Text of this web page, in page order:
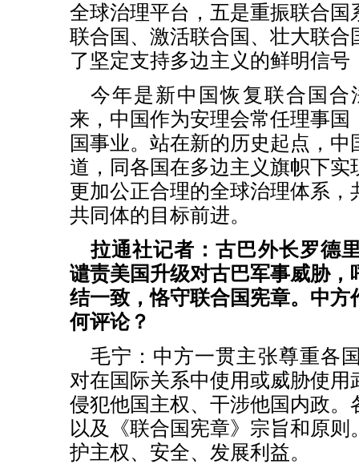
全球治理平台，五是重振联合国
联合国、激活联合国、壮大联合
了坚定支持多边主义的鲜明信
今年是新中国恢复联合国合
来，中国作为安理会常任理事国
国事业。站在新的历史起点，
道，同各国在多边主义旗帜下实
更加公正合理的全球治理体系，
共同体的目标前进。
拉通社记者：古巴外长罗德
谴责美国升级对古巴军事威胁，
结一致，恪守联合国宪章。中方
何评论？
毛宁：中方一贯主张尊重各
对在国际关系中使用或威胁使用
侵犯他国主权、干涉他国内政。
以及《联合国宪章》宗旨和原
护主权、安全、发展利益。